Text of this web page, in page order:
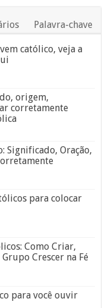
Palavra-chave
católico, veja a
origem,
corretamente
Significado, Oração,
para colocar
Como Criar,
Crescer na Fé
para você ouvir